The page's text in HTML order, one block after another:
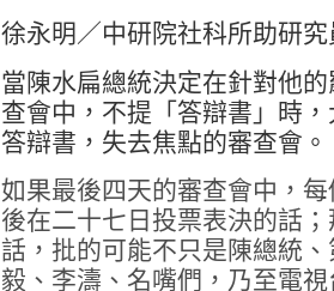
徐永明／中研院社科所助研究
當陳水扁總統決定在針對他
查會中，不提「答辯書」時
答辯書，失去焦點的審查會。
如果最後四天的審查會中，
後在二十七日投票表決的話
話，批的可能不只是陳總統
毅、李濤、名嘴們，乃至電